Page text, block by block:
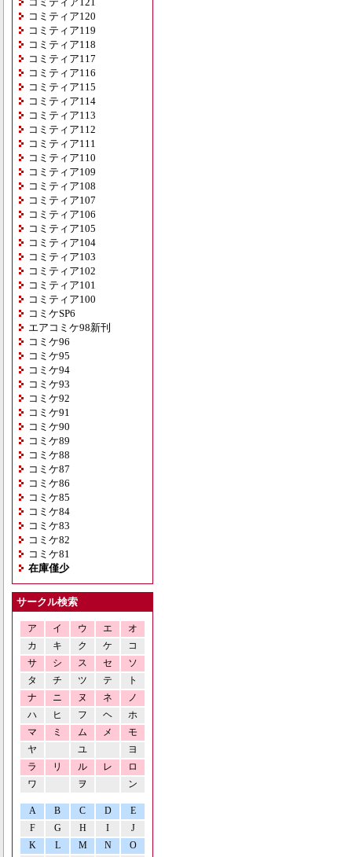
コミティア120
コミティア119
コミティア118
コミティア117
コミティア116
コミティア115
コミティア114
コミティア113
コミティア112
コミティア111
コミティア110
コミティア109
コミティア108
コミティア107
コミティア106
コミティア105
コミティア104
コミティア103
コミティア102
コミティア101
コミティア100
コミケSP6
エアコミケ98新刊
コミケ96
コミケ95
コミケ94
コミケ93
コミケ92
コミケ91
コミケ90
コミケ89
コミケ88
コミケ87
コミケ86
コミケ85
コミケ84
コミケ83
コミケ82
コミケ81
在庫僅少
サークル検索
ア イ ウ エ
オ
カ
キ ク ケ
コ
サ
シ ス セ
ソ
タ
チ ツ テ
ト
ナ
ニ ヌ ネ
ノ
ハ
ヒ フ ヘ
ホ
マ
ミ ム メ
モ
ヤ
ユ
ヨ
ラ
リ ル レ
ロ
ワ
ヲ ン
A B C D
E
F
G H I
J
K
L M N O